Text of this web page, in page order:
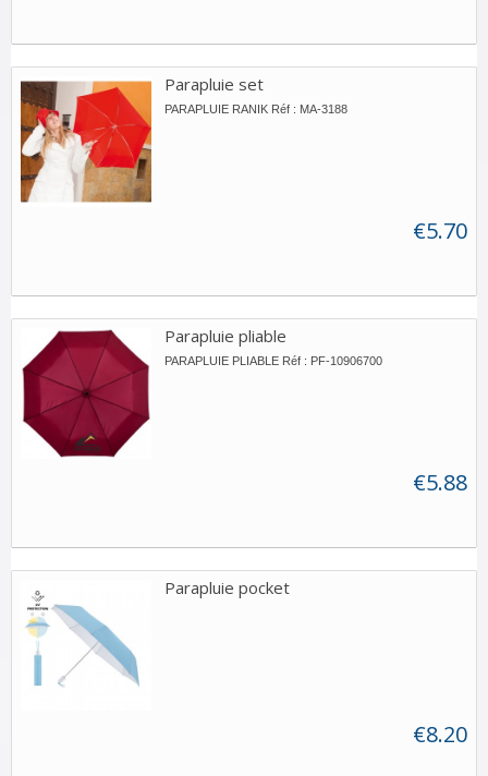
Parapluie set
PARAPLUIE RANIK Réf : MA-3188
€5.70
Parapluie pliable
PARAPLUIE PLIABLE Réf : PF-10906700
€5.88
Parapluie pocket
€8.20